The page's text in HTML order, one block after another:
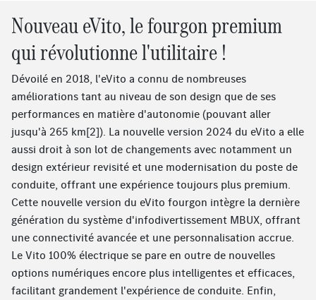
Nouveau eVito, le fourgon premium
qui révolutionne l'utilitaire !
Dévoilé en 2018, l'eVito a connu de nombreuses
améliorations tant au niveau de son design que de ses
performances en matière d'autonomie (pouvant aller
jusqu'à 265 km[2]). La nouvelle version 2024 du eVito a elle
aussi droit à son lot de changements avec notamment un
design extérieur revisité et une modernisation du poste de
conduite, offrant une expérience toujours plus premium.
Cette nouvelle version du eVito fourgon intègre la dernière
génération du système d'infodivertissement MBUX, offrant
une connectivité avancée et une personnalisation accrue.
Le Vito 100% électrique se pare en outre de nouvelles
options numériques encore plus intelligentes et efficaces,
facilitant grandement l'expérience de conduite. Enfin,